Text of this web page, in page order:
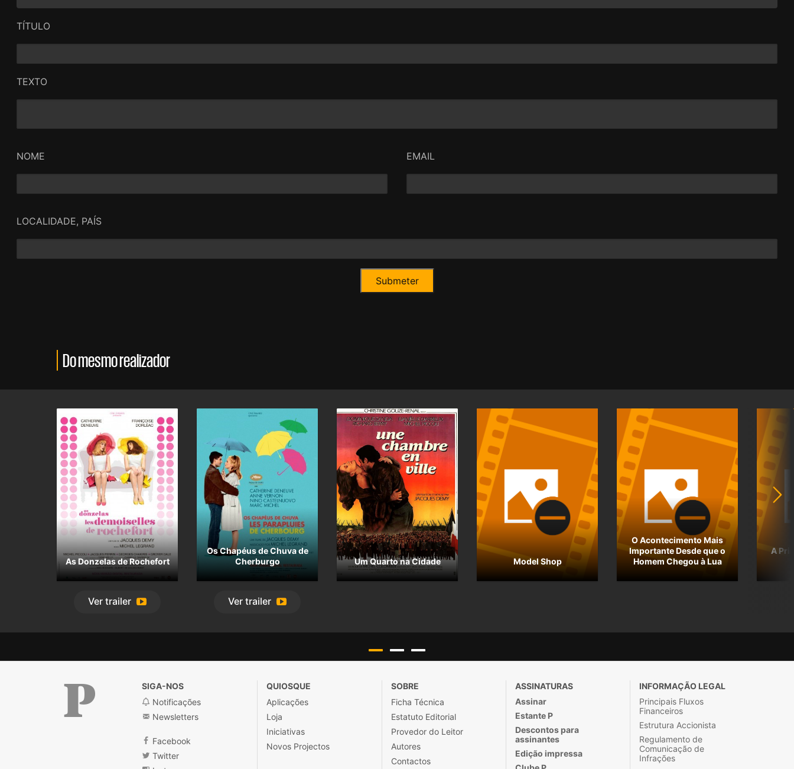
TÍTULO
TEXTO
NOME EMAIL
LOCALIDADE, PAÍS
Do mesmo realizador
As Donzelas de Rochefort
Ver trailer
Os Chapéus de Chuva de
Cherburgo
Ver trailer
Um Quarto na Cidade Model Shop
O Acontecimento Mais
Importante Desde que o
Homem Chegou à Lua
A
Público
SIGA-NOS
Notificações
Newsletters
Facebook
Twitter
QUIOSQUE
Aplicações
Loja
Iniciativas
Novos Projectos
SOBRE
Ficha Técnica
Estatuto Editorial
Provedor do Leitor
Autores
Contactos
ASSINATURAS
Assinar
Estante P
Descontos para
assinantes
Edição impressa
INFORMAÇÃO LEGAL
Principais Fluxos
Financeiros
Estrutura Accionista
Regulamento de
Comunicação de
Infrações